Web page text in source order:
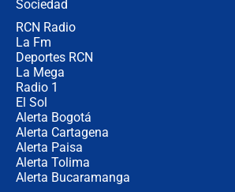
Sociedad
RCN Radio
La Fm
Deportes RCN
La Mega
Radio 1
El Sol
Alerta Bogotá
Alerta Cartagena
Alerta Paisa
Alerta Tolima
Alerta Bucaramanga